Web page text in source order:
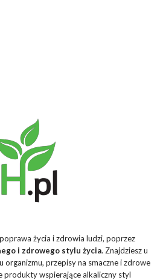
życia i zdrowia ludzi, poprzez
i zdrowego stylu życia. Znajdziesz u
organizmu, przepisy na smaczne i zdrowe
produkty wspierające alkaliczny styl